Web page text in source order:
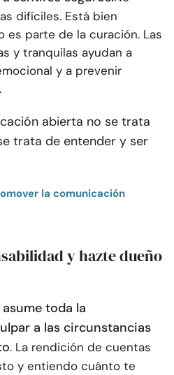
difíciles. Está bien
es parte de la curación. Las
y tranquilas ayudan a
y a prevenir
abierta no se trata
trata de entender y ser
la comunicación
y hazte dueño
toda la
a las circunstancias
. La rendición de cuentas
y entiendo cuánto te